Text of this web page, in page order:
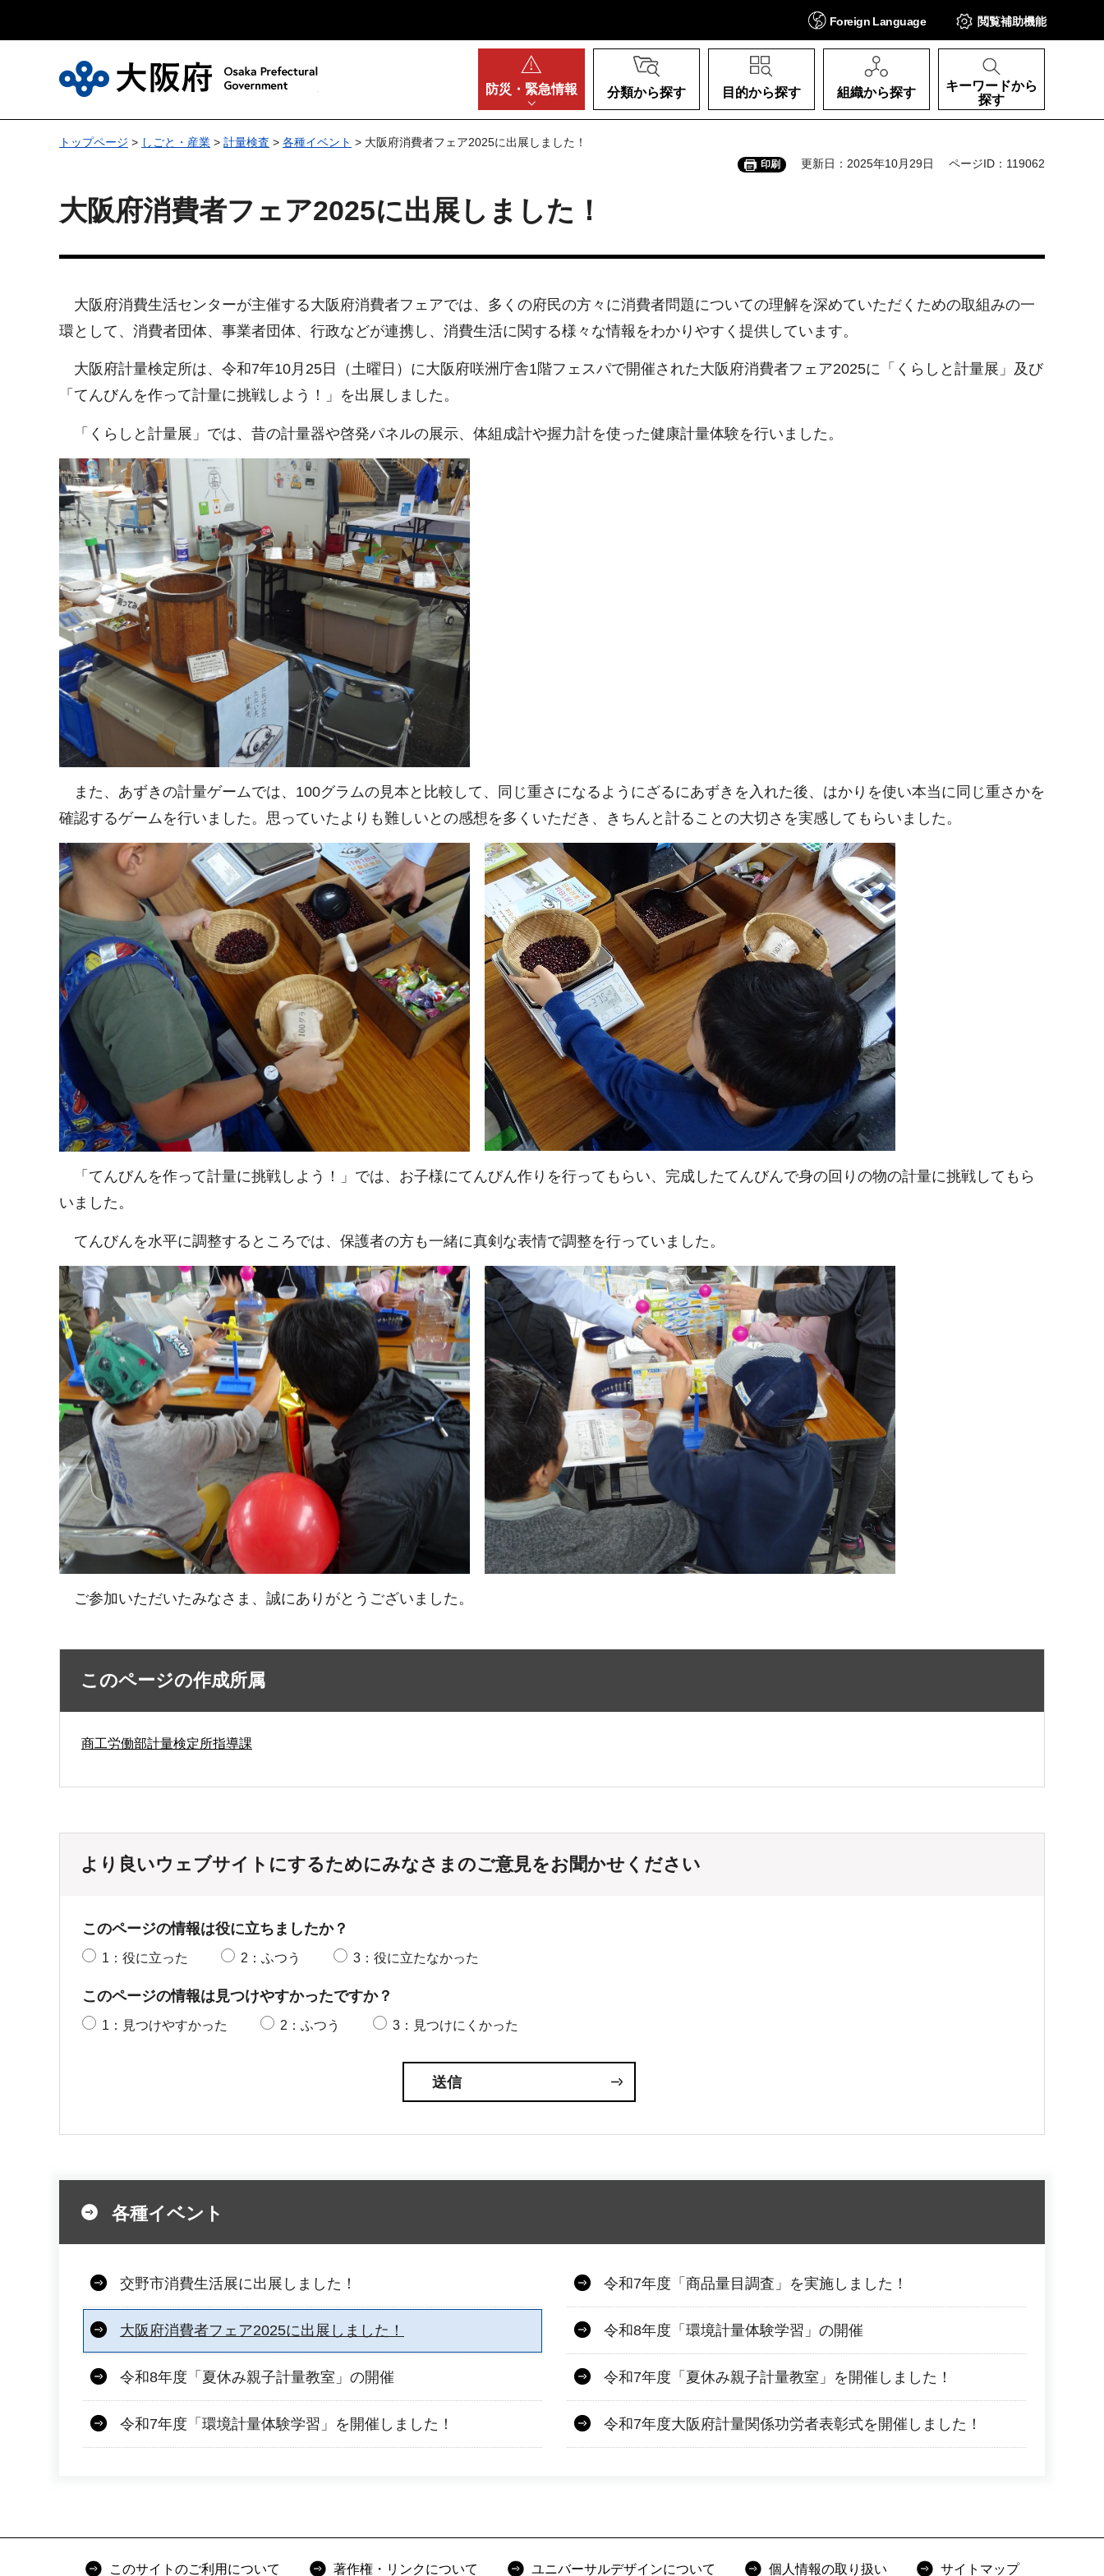
Foreign Language 閲覧補助機能
防災・ 緊急情報 分類から探す 目的から探す 組織から探す
キーワードから
探す
トップページ > しごと・産業 > 計量検査 > 各種イベント > 大阪府消費者フェア2025に出展しました！
印刷 更新日：2025年10月29日 ページID：119062
大阪府消費者フェア2025に出展しました！
大阪府消費生活センターが主催する大阪府消費者フェアでは、多くの府民の方々に消費者問題についての理解を深めていただくための取組みの一
環として、消費者団体、事業者団体、行政などが連携し、消費生活に関する様々な情報をわかりやすく提供しています。
大阪府計量検定所は、令和7年10月25日（土曜日）に大阪府咲洲庁舎1階フェスパで開催された大阪府消費者フェア2025に「くらしと計量展」及び
「てんびんを作って計量に挑戦しよう！」を出展しました。
「くらしと計量展」では、昔の計量器や啓発パネルの展示、体組成計や握力計を使った健康計量体験を行いました。
また、あずきの計量ゲームでは、100グラムの見本と比較して、同じ重さになるようにざるにあずきを入れた後、はかりを使い本当に同じ重さかを
確認するゲームを行いました。思っていたよりも難しいとの感想を多くいただき、きちんと計ることの大切さを実感してもらいました。
「てんびんを作って計量に挑戦しよう！」では、お子様にてんびん作りを行ってもらい、完成したてんびんで身の回りの物の計量に挑戦してもら
いました。
てんびんを水平に調整するところでは、保護者の方も一緒に真剣な表情で調整を行っていました。
ご参加いただいたみなさま、誠にありがとうございました。
このページの作成所属
商工労働部計量検定所指導課
より良いウェブサイトにするためにみなさまのご意見をお聞かせください
このページの情報は役に立ちましたか？
1：役に立った 2：ふつう 3：役に立たなかった
このページの情報は見つけやすかったですか？
1：見つけやすかった 2：ふつう 3：見つけにくかった
各種イベント
交野市消費生活展に出展しました！ 令和7年度「商品量目調査」を実施しました！
大阪府消費者フェア2025に出展しました！ 令和8年度「環境計量体験学習」の開催
令和8年度「夏休み親子計量教室」の開催 令和7年度「夏休み親子計量教室」を開催しました！
令和7年度「環境計量体験学習」を開催しました！ 令和7年度大阪府計量関係功労者表彰式を開催しました！
このサイトのご利用について 著作権・リンクについて ユニバーサルデザインについて 個人情報の取り扱い サイトマップ